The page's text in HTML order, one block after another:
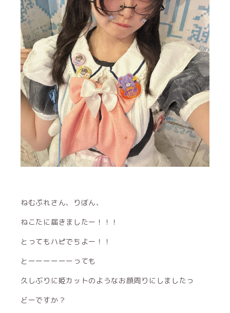
ねむぷれさん、りぼん、
ねこたに届きましたー！！！
とってもハピでちよー！！
とーーーーーーっても
久しぶりに姫カットのようなお顔周りにしましたっ
どーですか？